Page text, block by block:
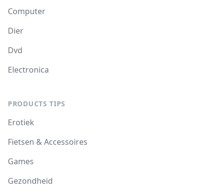
Computer
Dier
Dvd
Electronica
PRODUCTS TIPS
Erotiek
Fietsen & Accessoires
Games
Gezondheid